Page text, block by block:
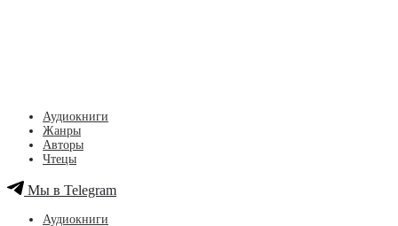
Аудиокниги
Жанры
Авторы
Чтецы
Мы в Telegram
Аудиокниги